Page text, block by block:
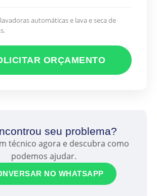
automáticas e lava e seca de
ORÇAMENTO
seu problema?
técnico agora e descubra como
podemos ajudar.
NO WHATSAPP